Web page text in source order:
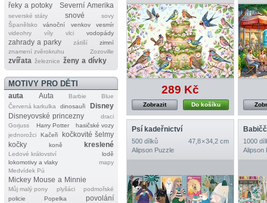
řeky a potoky Severní Amerika
severské státy snové
sovy
Španělsko
vánoční venkov
vesmír
videohry
víly vlci vodopády
zahrady a parky zátiší
zimní
znamení zvěrokruhu
Zozoville
zvířata železnice ženy a dívky
MOTIVY PRO DĚTI
auta Auta Barbie
Blue
Červená karkulka
dinosauři
Disney
Disneyovské princezny
draci
Gorjuss
Harry Potter
hasičské vozy
jednorožci
Kačeři
kočkovité šelmy
kočky
koně kreslené
Ledové království
lodě
lokomotivy a vlaky
mapy
Medvídek Pú
Mickey Mouse a Minnie
Můj malý pony plyšáci
podmořské
policie
Popelka povolání
289 Kč
Do košíku
Zobrazit
Psí kadeřnictví
500 dílků
47,8 × 34,2 cm
Alipson Puzzle
1000
Alipson